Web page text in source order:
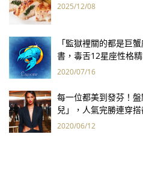
2025/12/08
「監獄裡關的都是巨
書，毒舌12星座性格精
2020/07/16
每一位都美到發芬！
兒」，人氣完勝連穿搭
2020/06/12